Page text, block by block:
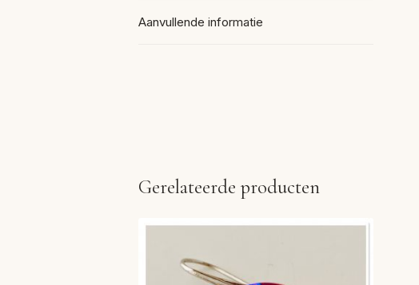
Aanvullende informatie
Gerelateerde producten